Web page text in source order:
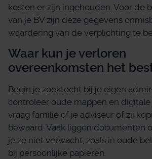
kosten er zijn ingehouden. Voor de
van je BV zijn deze gegevens
waardering van de verplichting te
Waar kun je verloren
overeenkomsten het
Begin je zoektocht bij je eigen
controleer oude mappen en digitale
vraag familie of je adviseur of zij
bewaard. Vaak liggen documenten
je ze niet verwacht, zoals in oude
bij persoonlijke papieren.